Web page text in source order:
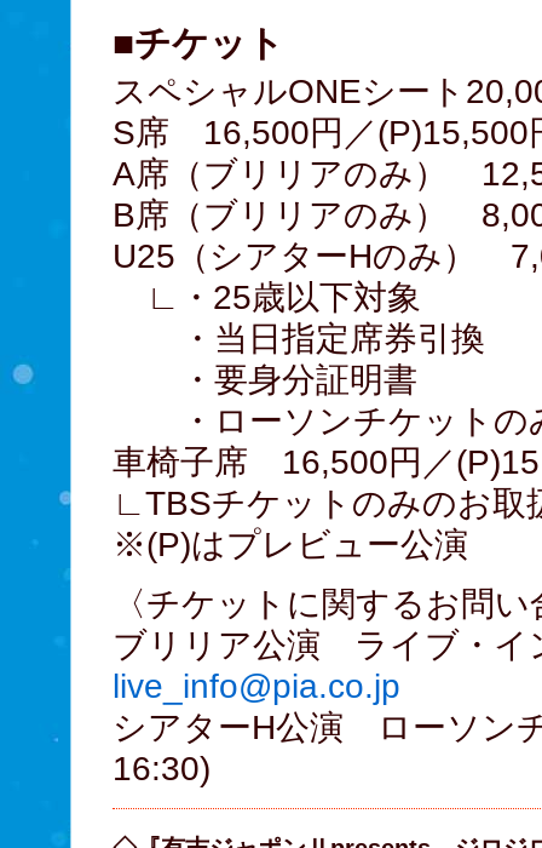
■チケット
スペシャルONEシート
S席 16,500円／(P)15,500
A席（ブリリアのみ）
B席（ブリリアのみ）
U25（シアターHのみ）
∟・25歳以下対象
・当日指定席券引換
・要身分証明書
・ローソンチケットの
車椅子席 16,500円／
∟TBSチケットのみのお取
※(P)はプレビュー公演
〈チケットに関するお問
ブリリア公演 ライブ・イ
live_info@pia.co.jp
シアターH公演 ローソン
16:30)